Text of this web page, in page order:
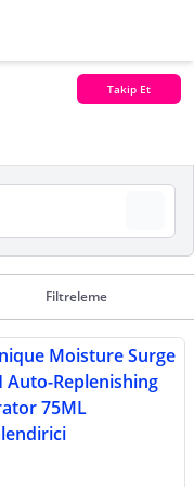
Takip Et
Filtreleme